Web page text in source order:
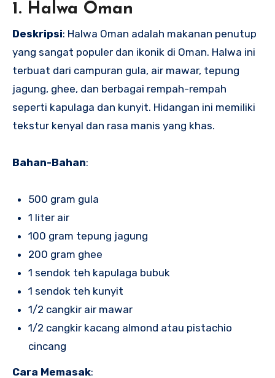
1. Halwa Oman
Deskripsi: Halwa Oman adalah makanan penutup
yang sangat populer dan ikonik di Oman. Halwa ini
terbuat dari campuran gula, air mawar, tepung
jagung, ghee, dan berbagai rempah-rempah
seperti kapulaga dan kunyit. Hidangan ini memiliki
tekstur kenyal dan rasa manis yang khas.
Bahan-Bahan:
500 gram gula
1 liter air
100 gram tepung jagung
200 gram ghee
1 sendok teh kapulaga bubuk
1 sendok teh kunyit
1/2 cangkir air mawar
1/2 cangkir kacang almond atau pistachio
cincang
Cara Memasak: